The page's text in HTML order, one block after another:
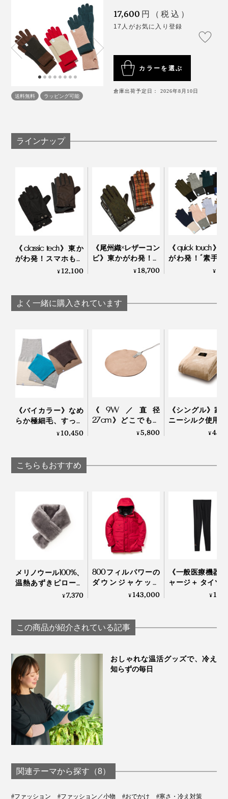
ヨークスのレジェンド職人、松村宣彦さん。糸と編み機の調子を、長年の経験と
「long rib」は、手を包み込むように、立体的に編める
「ホールガーメント」という編み機でつくっています。
『tet.』オリジナルデザインの外箱つき
この道40年の松村宣彦さんのような、レジェンド職人な
らではの知識と経験による、細かい調整があって、着け
た時に、手がキレイに見える「long rib」は、編み上が
『tet.』を立ち上げた、東かがわ市出身の松下文（まつ
した・ふみ）さんは、
ノを生み出す『手』に注目して、手と、その先に広がる
物語を伝えていく、という想いを込めて、『tet.』と名
と話します。
送料無料 ラッピング可能
17,600 円（税込）
17人がお気に入り登録
カラーを選ぶ
倉庫出荷予定日： 2026年8月10日
ラインナップ
《classic tech》東か
がわ発！スマホも使
える、タフでホット
¥12,100
《尾州織×レザーコン
ビ》東かがわ発！ス
マホに触れるレザー
¥18,700
《quick touch》
がわ発！“素手”
覚で動きやすい
¥
よく一緒に購入されています
《バイカラー》なめ
らか極細毛、すっき
り軽い着け心地の
¥10,450
《9W／直径
27cm》どこでもあ
ったかデスクワー
¥5,800
《シングル》家
ニーシルク使用、
毛の匠”が磨き
¥
こちらもおすすめ
メリノウール100%、
温熱あずきピロー付
き「ボアマフラー」
¥7,370
800フィルパワーの
ダウンジャケット
「南極観測隊モデ
¥143,000
《一般医療機器
ャージ＋ タイツ
てる間に血行促
¥
この商品が紹介されている記事
おしゃれな温活グッズで、冷え
知らずの毎日
関連テーマから探す（8）
#ファッション #ファッション／小物 #おでかけ #寒さ・冷え対策